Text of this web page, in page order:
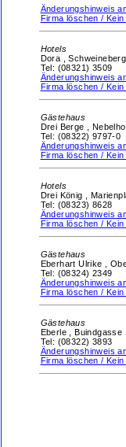
Änderungshinweis
Firma löschen /
Hotels
Dora ,
Tel: (08321) 3509
Änderungshinweis
Firma löschen /
Gästehaus
Drei Berge ,
Tel: (08322) 9797-0
Änderungshinweis
Firma löschen /
Hotels
Drei König ,
Tel: (08323) 8628
Änderungshinweis
Firma löschen /
Gästehaus
Eberhart Ulrike ,
Tel: (08324) 2349
Änderungshinweis
Firma löschen /
Gästehaus
Eberle ,Buindgasse
Tel: (08322) 3893
Änderungshinweis
Firma löschen /